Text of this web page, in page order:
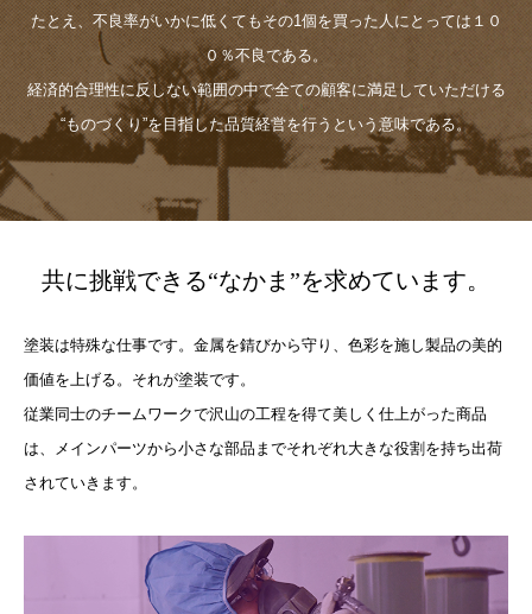
たとえ、不良率がいかに低くてもその1個を買った人にとっては１０
０％不良である。
経済的合理性に反しない範囲の中で全ての顧客に満足していただける
“ものづくり”を目指した品質経営を行うという意味である。
共に挑戦できる“なかま”を求めています。
塗装は特殊な仕事です。金属を錆びから守り、色彩を施し製品の美的
価値を上げる。それが塗装です。
従業同士のチームワークで沢山の工程を得て美しく仕上がった商品
は、メインパーツから小さな部品までそれぞれ大きな役割を持ち出荷
されていきます。